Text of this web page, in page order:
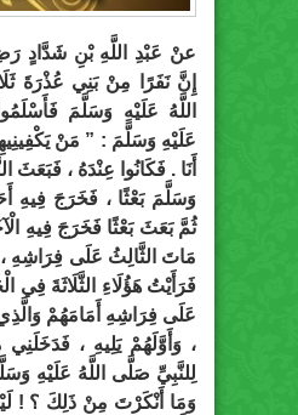
عنْ عَبْدِ اللَّهِ بْنِ شَدَّادٍ
إِنَّ نَفَرًا مِنْ بَنِي عُذْرَةَ
اللَّهُ عَلَيْهِ وَسَلَّمَ
عَلَيْهِ وَسَلَّمَ : ” مَنْ
أَنَا . فَكَانُوا عِنْدَهُ ، فَبَعَثَ
وَسَلَّمَ بَعْثًا ، فَخَرَجَ فِيهِ
ثُمَّ بَعَثَ بَعْثًا فَخَرَجَ فِيهِ
مَاتَ الثَّالِثُ عَلَى فِرَاشِهِ
فَرَأَيْتُ هَؤُلَاءِ الثَّلَاثَةَ فِي
عَلَى فِرَاشِهِ أَمَامَهُمْ
، وَأَوَّلَهُمْ يَلِيهِ ،
لِلنَّبِيِّ صَلَّى اللَّهُ عَلَيْهِ
وَمَا أَنْكَرْتَ مِنْ ذَلِكَ ؟ !